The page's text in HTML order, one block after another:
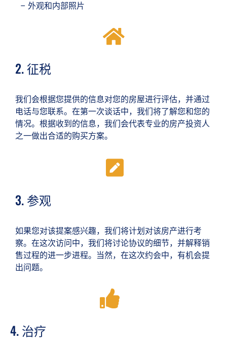
– 外观和内部照片
2. 征税
我们会根据您提供的信息对您的房屋进行评估，并通过
电话与您联系。在第一次谈话中，我们将了解您和您的
情况。根据收到的信息，我们会代表专业的房产投资人
之一做出合适的购买方案。
3. 参观
如果您对该提案感兴趣，我们将计划对该房产进行考
察。在这次访问中，我们将讨论协议的细节，并解释销
售过程的进一步进程。当然，在这次约会中，有机会提
出问题。
4. 治疗